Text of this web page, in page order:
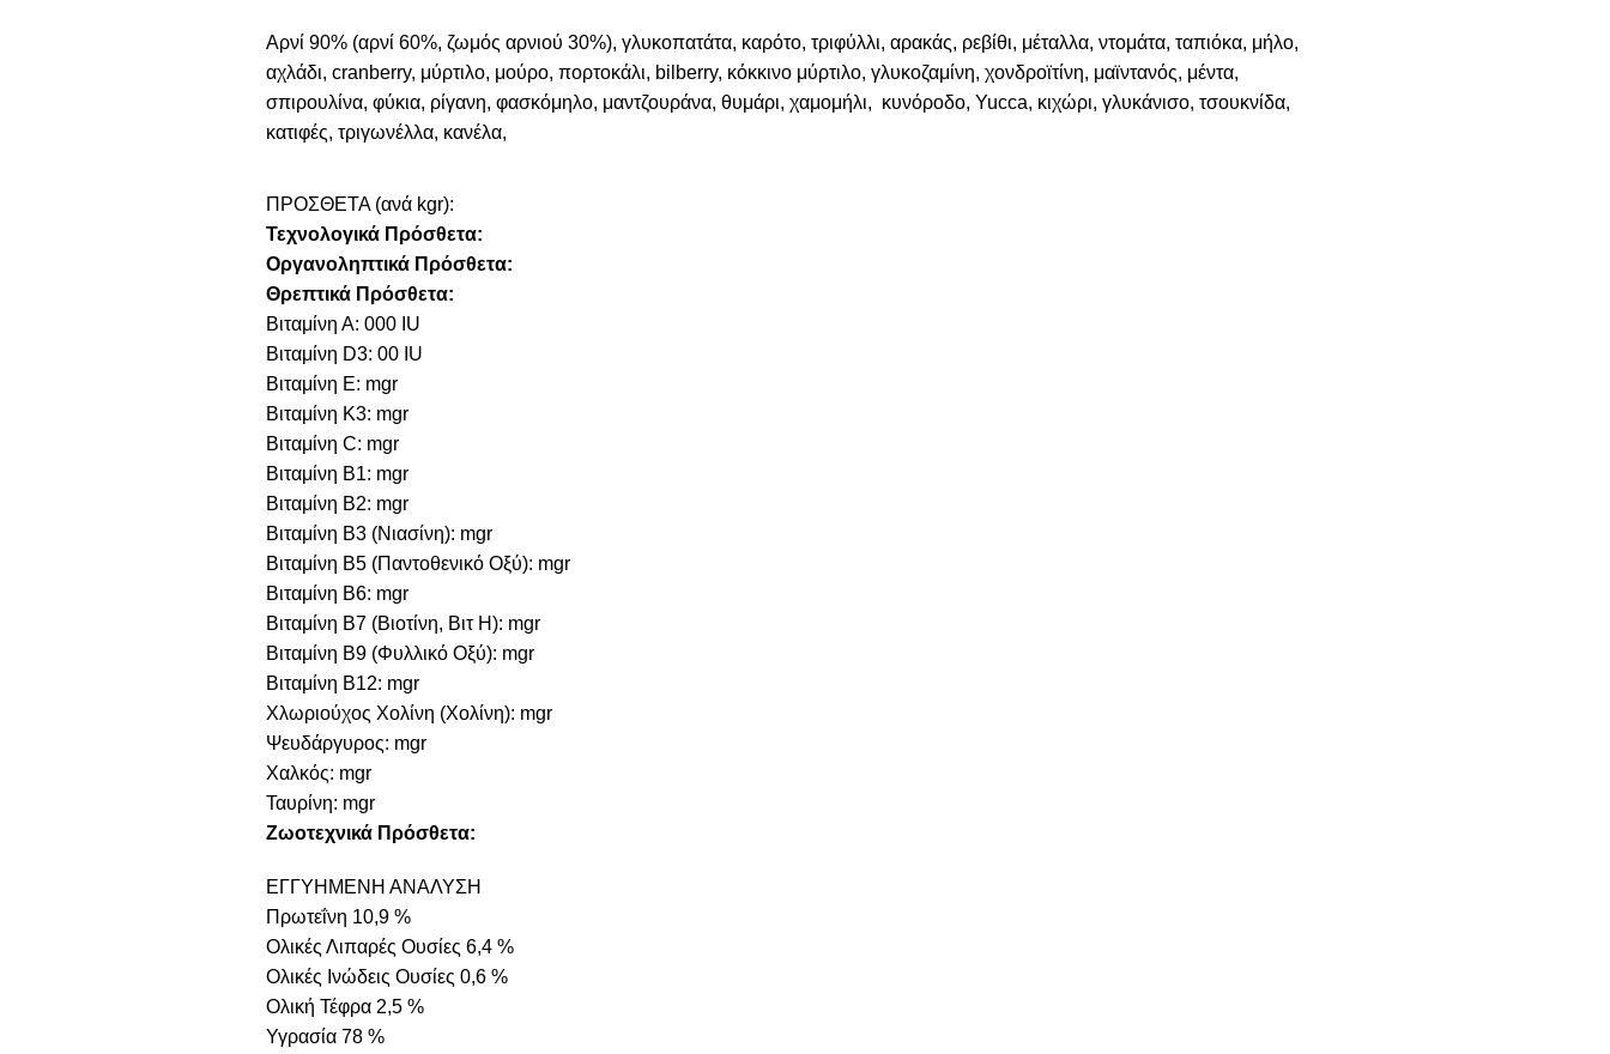
Αρνί 90% (αρνί 60%, ζωμός αρνιού 30%), γλυκοπατάτα, καρότο, τριφύλλι, αρακάς, ρεβίθι, μέταλλα, ντομάτα, ταπιόκα, μήλο,
αχλάδι, cranberry, μύρτιλο, μούρο, πορτοκάλι, bilberry, κόκκινο μύρτιλο, γλυκοζαμίνη, χονδροϊτίνη, μαϊντανός, μέντα,
σπιρουλίνα, φύκια, ρίγανη, φασκόμηλο, μαντζουράνα, θυμάρι, χαμομήλι, κυνόροδο, Yucca, κιχώρι, γλυκάνισο, τσουκνίδα,
κατιφές, τριγωνέλλα, κανέλα,
ΠΡΟΣΘΕΤΑ (ανά kgr):
Τεχνολογικά Πρόσθετα:
Οργανοληπτικά Πρόσθετα:
Θρεπτικά Πρόσθετα:
Βιταμίνη Α: 000 IU
Βιταμίνη D3: 00 IU
Βιταμίνη E: mgr
Βιταμίνη Κ3: mgr
Βιταμίνη C: mgr
Βιταμίνη B1: mgr
Βιταμίνη B2: mgr
Βιταμίνη B3 (Νιασίνη): mgr
Βιταμίνη B5 (Παντοθενικό Οξύ): mgr
Βιταμίνη B6: mgr
Βιταμίνη B7 (Βιοτίνη, Βιτ Η): mgr
Βιταμίνη B9 (Φυλλικό Οξύ): mgr
Βιταμίνη B12: mgr
Χλωριούχος Χολίνη (Χολίνη): mgr
Ψευδάργυρος: mgr
Χαλκός: mgr
Ταυρίνη: mgr
Ζωοτεχνικά Πρόσθετα:
ΕΓΓΥΗΜΕΝΗ ΑΝΑΛΥΣΗ
Πρωτεΐνη 10,9 %
Ολικές Λιπαρές Ουσίες 6,4 %
Ολικές Ινώδεις Ουσίες 0,6 %
Ολική Τέφρα 2,5 %
Υγρασία 78 %